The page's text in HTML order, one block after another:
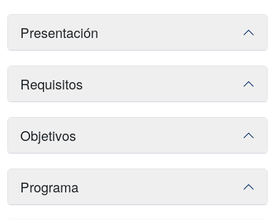
Presentación
Requisitos
Objetivos
Programa